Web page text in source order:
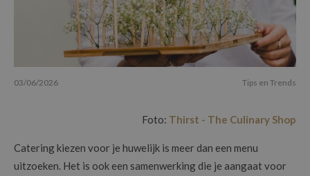
Tips en Trends
03/06/2026
Foto: Thirst - The Culinary Shop
Catering kiezen voor je huwelijk is meer dan een menu
uitzoeken. Het is ook een samenwerking die je aangaat voor